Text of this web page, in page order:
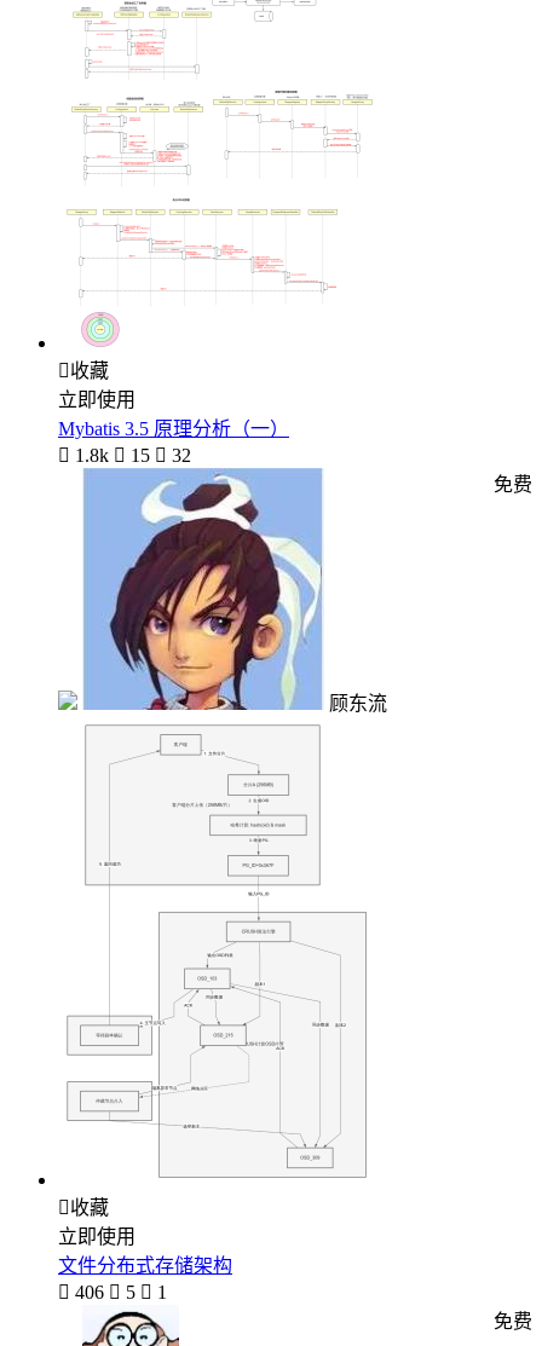
收藏
立即使用
Mybatis 3.5 原理分析（一）
 1.8k  15  32
顾东流
免费
收藏
立即使用
文件分布式存储架构
 406  5  1
免费